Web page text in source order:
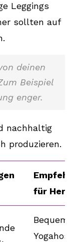
Leggings
sollten auf
deinen
Beispiel
enger.
nachhaltig
produzieren.
für
Bequeme